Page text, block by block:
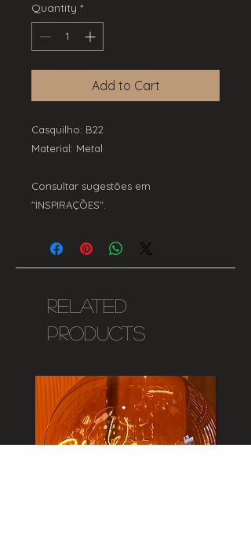
Quantity *
Add to Cart
Casquilho: B22
Material: Metal
Consultar sugestões em
"INSPIRAÇÕES".
Related
Products